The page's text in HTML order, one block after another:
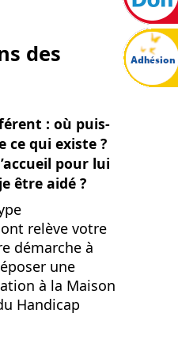
des
: où puis-
ce qui existe ?
pour lui
être aidé ?
relève votre
démarche à
une
à la Maison
Handicap